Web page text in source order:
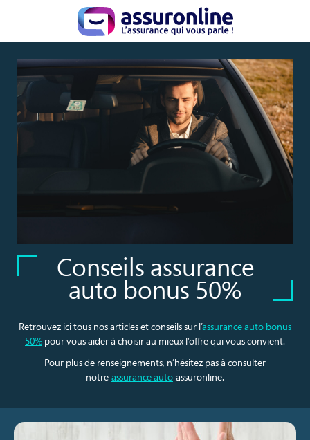
Conseils assurance
auto bonus 50%
Retrouvez ici tous nos articles et conseils sur l’assurance auto bonus
50% pour vous aider à choisir au mieux l’offre qui vous convient.
Pour plus de renseignements, n’hésitez pas à consulter
notre assurance auto assuronline.